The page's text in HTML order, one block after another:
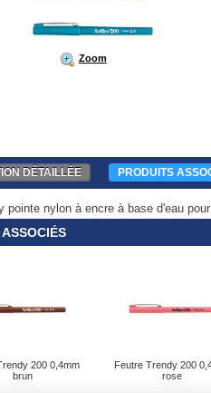
Zoom
DÉTAILLÉE PRODUITS
pointe nylon à encre à base d'eau
200 0,4mm
brun
Feutre Trendy 200
rose